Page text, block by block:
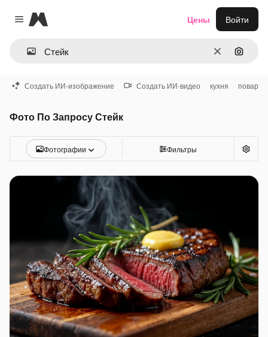
Close menu
Magnific
ОчиститьПоиск
Цены Войти
Создать ИИ-изображение Создать ИИ-видео кухня повар
Фото По Запросу Стейк
Фотографии Фильтры